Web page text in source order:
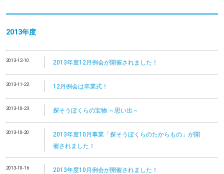
2013年度
2013-12-10 2013年度12月例会が開催されました！
2013-11-22 12月例会は卒業式！
2013-10-23 探そうぼくらの宝物 ～思い出～
2013-10-20
2013年度10月事業「探そうぼくらのたからもの」が開
催されました！
2013-10-16 2013年度10月例会が開催されました！